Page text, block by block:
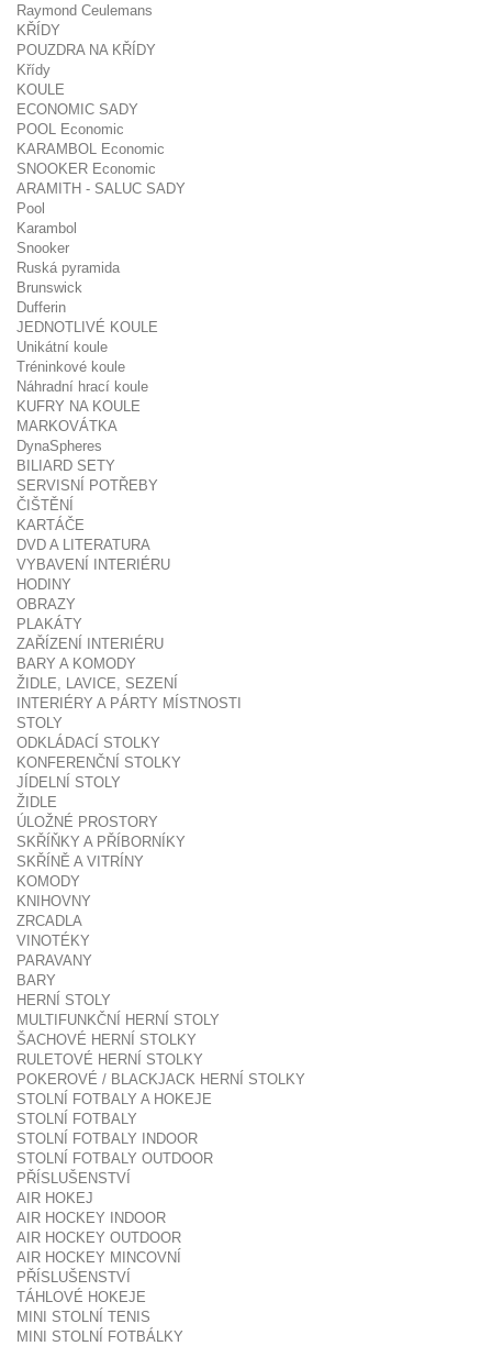
Raymond Ceulemans
KŘÍDY
POUZDRA NA KŘÍDY
Křídy
KOULE
ECONOMIC SADY
POOL Economic
KARAMBOL Economic
SNOOKER Economic
ARAMITH - SALUC SADY
Pool
Karambol
Snooker
Ruská pyramida
Brunswick
Dufferin
JEDNOTLIVÉ KOULE
Unikátní koule
Tréninkové koule
Náhradní hrací koule
KUFRY NA KOULE
MARKOVÁTKA
DynaSpheres
BILIARD SETY
SERVISNÍ POTŘEBY
ČIŠTĚNÍ
KARTÁČE
DVD A LITERATURA
VYBAVENÍ INTERIÉRU
HODINY
OBRAZY
PLAKÁTY
ZAŘÍZENÍ INTERIÉRU
BARY A KOMODY
ŽIDLE, LAVICE, SEZENÍ
INTERIÉRY A PÁRTY MÍSTNOSTI
STOLY
ODKLÁDACÍ STOLKY
KONFERENČNÍ STOLKY
JÍDELNÍ STOLY
ŽIDLE
ÚLOŽNÉ PROSTORY
SKŘÍŇKY A PŘÍBORNÍKY
SKŘÍNĚ A VITRÍNY
KOMODY
KNIHOVNY
ZRCADLA
VINOTÉKY
PARAVANY
BARY
HERNÍ STOLY
MULTIFUNKČNÍ HERNÍ STOLY
ŠACHOVÉ HERNÍ STOLKY
RULETOVÉ HERNÍ STOLKY
POKEROVÉ / BLACKJACK HERNÍ STOLKY
STOLNÍ FOTBALY A HOKEJE
STOLNÍ FOTBALY
STOLNÍ FOTBALY INDOOR
STOLNÍ FOTBALY OUTDOOR
PŘÍSLUŠENSTVÍ
AIR HOKEJ
AIR HOCKEY INDOOR
AIR HOCKEY OUTDOOR
AIR HOCKEY MINCOVNÍ
PŘÍSLUŠENSTVÍ
TÁHLOVÉ HOKEJE
MINI STOLNÍ TENIS
MINI STOLNÍ FOTBÁLKY